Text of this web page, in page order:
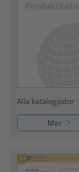
Alla katalogsidor
Mer